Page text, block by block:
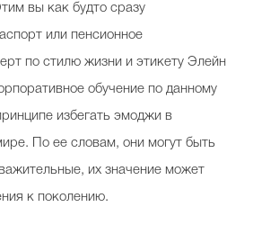
вы как будто сразу
или пенсионное
по стилю жизни и этикету Элейн
обучение по данному
избегать эмоджи в
По ее словам, они могут быть
их значение может
к поколению.